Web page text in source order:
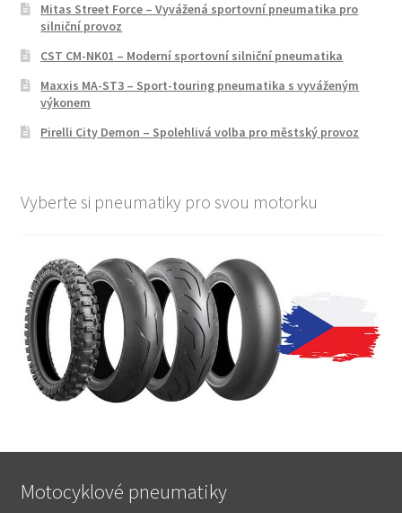
Mitas Street Force – Vyvážená sportovní pneumatika pro
silniční provoz
CST CM-NK01 – Moderní sportovní silniční pneumatika
Maxxis MA-ST3 – Sport-touring pneumatika s vyváženým
výkonem
Pirelli City Demon – Spolehlivá volba pro městský provoz
Vyberte si pneumatiky pro svou motorku
Motocyklové pneumatiky